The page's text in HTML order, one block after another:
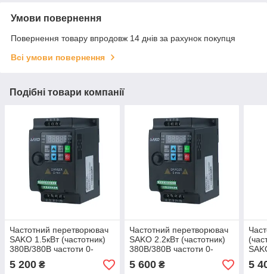
Умови повернення
Повернення товару впродовж 14 днів за рахунок покупця
Всі умови повернення
Подібні товари компанії
Частотний перетворювач
SAKO 1.5кВт (частотник)
380В/380В частоти 0-
400Гц/ регулятор
швидкості двигуна
5 200 ₴
Частотний перетворювач
SAKO 2.2кВт (частотник)
380В/380В частоти 0-
400Гц/ регулятор
швидкості двигуна АД
5 600₴ 5